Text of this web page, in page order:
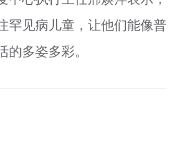
罕见病儿童，让他们能像普
多姿多彩。